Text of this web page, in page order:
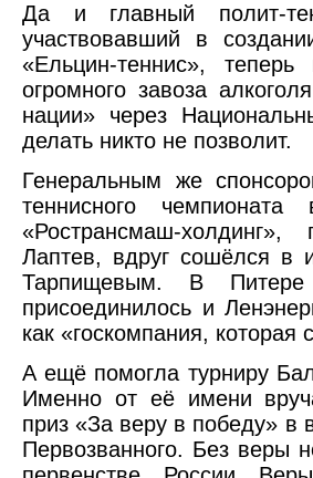
Да и главный полит-
участвовавший в
«Ельцин-теннис»,
огромного завоза
нации» через
делать никто не позволит.
Генеральным же
теннисного
«Ространсмаш-
Лаптев, вдруг сошёлся в
Тарпищевым. В
присоединилось и
как «госкомпания,
А ещё помогла турниру
Именно от её имени
приз «За веру в победу» в
Первозванного. Без веры